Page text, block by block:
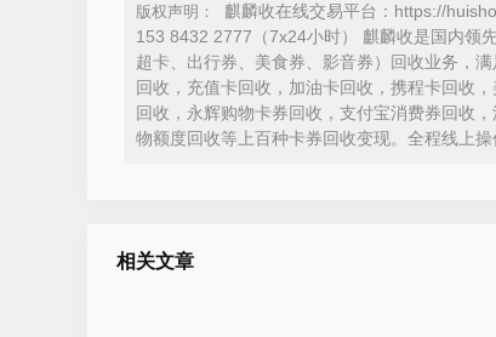
版权声明：
麒麟收在线交易平台：https://
153 8432 2777（7x24小时） 麒麟收是国内领
超卡、出行券、美食券、影音券）回收业务，
回收，充值卡回收，加油卡回收，携程卡回收
回收，永辉购物卡券回收，支付宝消费券回收
物额度回收等上百种卡券回收变现。全程线上
相关文章